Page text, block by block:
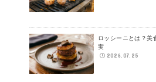
ロッシーニとは？美
実
2026.07.25